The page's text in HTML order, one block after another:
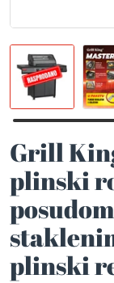
Grill
plinski
plinski